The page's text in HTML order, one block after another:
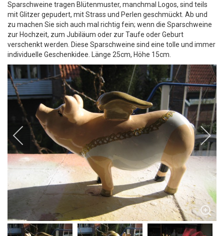
Sparschweine tragen Blütenmuster, manchmal Logos, sind teils
mit Glitzer gepudert, mit Strass und Perlen geschmückt. Ab und
zu machen Sie sich auch mal richtig fein; wenn die Sparschweine
zur Hochzeit, zum Jubiläum oder zur Taufe oder Geburt
verschenkt werden. Diese Sparschweine sind eine tolle und immer
individuelle Geschenkidee. Länge 25cm, Höhe 15cm.